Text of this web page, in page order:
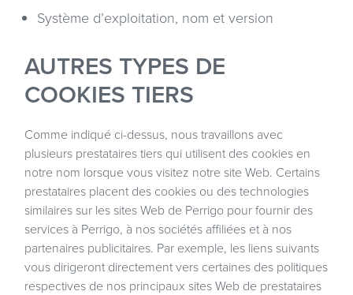
Système d’exploitation, nom et version
AUTRES TYPES DE
COOKIES TIERS
Comme indiqué ci-dessus, nous travaillons avec
plusieurs prestataires tiers qui utilisent des cookies en
notre nom lorsque vous visitez notre site Web. Certains
prestataires placent des cookies ou des technologies
similaires sur les sites Web de Perrigo pour fournir des
services à Perrigo, à nos sociétés affiliées et à nos
partenaires publicitaires. Par exemple, les liens suivants
vous dirigeront directement vers certaines des politiques
respectives de nos principaux sites Web de prestataires